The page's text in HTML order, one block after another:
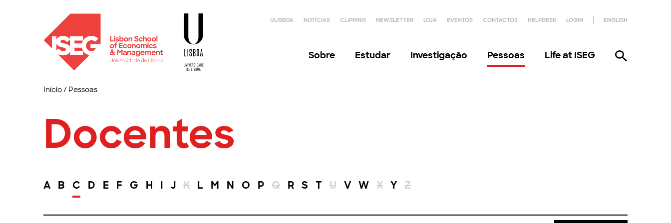
ULISBOA NOTÍCIAS CLIPPING NEWSLETTER LOJA EVENTOS CONTACTOS HELPDESK LOGIN ENGLISH
Sobre Estudar Investigação Pessoas Life at ISEG
Início/ Pessoas
Docentes
A B C D E F G H I J K L M N O P Q R S T U V W X Y Z